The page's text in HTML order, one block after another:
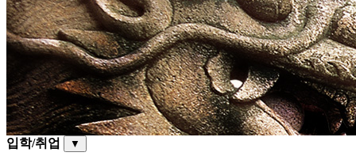
입학/취업 ▼